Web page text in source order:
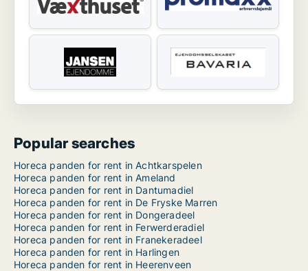
Popular searches
Horeca panden for rent in Achtkarspelen
Horeca panden for rent in Ameland
Horeca panden for rent in Dantumadiel
Horeca panden for rent in De Fryske Marren
Horeca panden for rent in Dongeradeel
Horeca panden for rent in Ferwerderadiel
Horeca panden for rent in Franekeradeel
Horeca panden for rent in Harlingen
Horeca panden for rent in Heerenveen